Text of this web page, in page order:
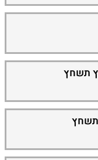
תשחץ
תשחץ